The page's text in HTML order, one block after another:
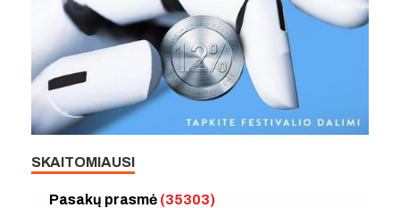
SKAITOMIAUSI
Pasakų prasmė (35303)